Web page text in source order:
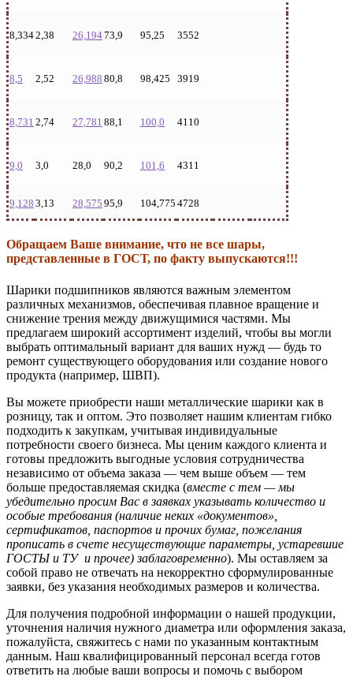
8,3342,38 26,19473,9 95,25 3552
8,5 2,52 26,988 80,8 98,425 3919
8,731 2,74 27,781 88,1 100,0 4110
9,0 3,0 28,0 90,2 101,6 4311
9,128 3,13 28,575 95,9 104,775 4728
Обращаем Ваше внимание, что не все шары,
представленные в ГОСТ, по факту выпускаются!!!
Шарики подшипников являются важным элементом
различных механизмов, обеспечивая плавное вращение и
снижение трения между движущимися частями. Мы
предлагаем широкий ассортимент изделий, чтобы вы могли
выбрать оптимальный вариант для ваших нужд — будь то
ремонт существующего оборудования или создание нового
продукта (например, ШВП).
Вы можете приобрести наши металлические шарики как в
розницу, так и оптом. Это позволяет нашим клиентам гибко
подходить к закупкам, учитывая индивидуальные
потребности своего бизнеса. Мы ценим каждого клиента и
готовы предложить выгодные условия сотрудничества
независимо от объема заказа — чем выше объем — тем
больше предоставляемая скидка (вместе с тем — мы
убедительно просим Вас в заявках указывать количество и
особые требования (наличие неких «документов»,
сертификатов, паспортов и прочих бумаг, пожелания
прописать в счете несуществующие параметры, устаревшие
ГОСТЫ и ТУ и прочее) заблаговременно). Мы оставляем за
собой право не отвечать на некорректно сформулированные
заявки, без указания необходимых размеров и количества.
Для получения подробной информации о нашей продукции,
уточнения наличия нужного диаметра или оформления заказа,
пожалуйста, свяжитесь с нами по указанным контактным
данным. Наш квалифицированный персонал всегда готов
ответить на любые ваши вопросы и помочь с выбором